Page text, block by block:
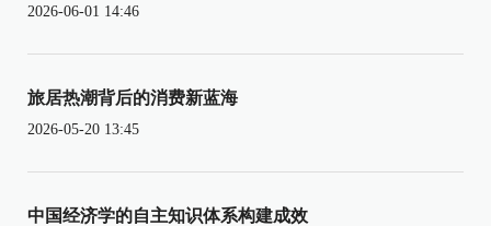
2026-06-01 14:46
旅居热潮背后的消费新蓝海
2026-05-20 13:45
中国经济学的自主知识体系构建成效